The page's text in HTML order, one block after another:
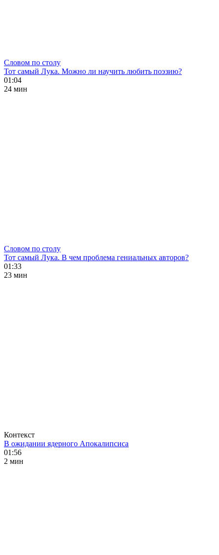
Словом по столу
Тот самый Лука. Можно ли научить любить поэзию?
01:04
24 мин
Словом по столу
Тот самый Лука. В чем проблема гениальных авторов?
01:33
23 мин
Контекст
В ожидании ядерного Апокалипсиса
01:56
2 мин